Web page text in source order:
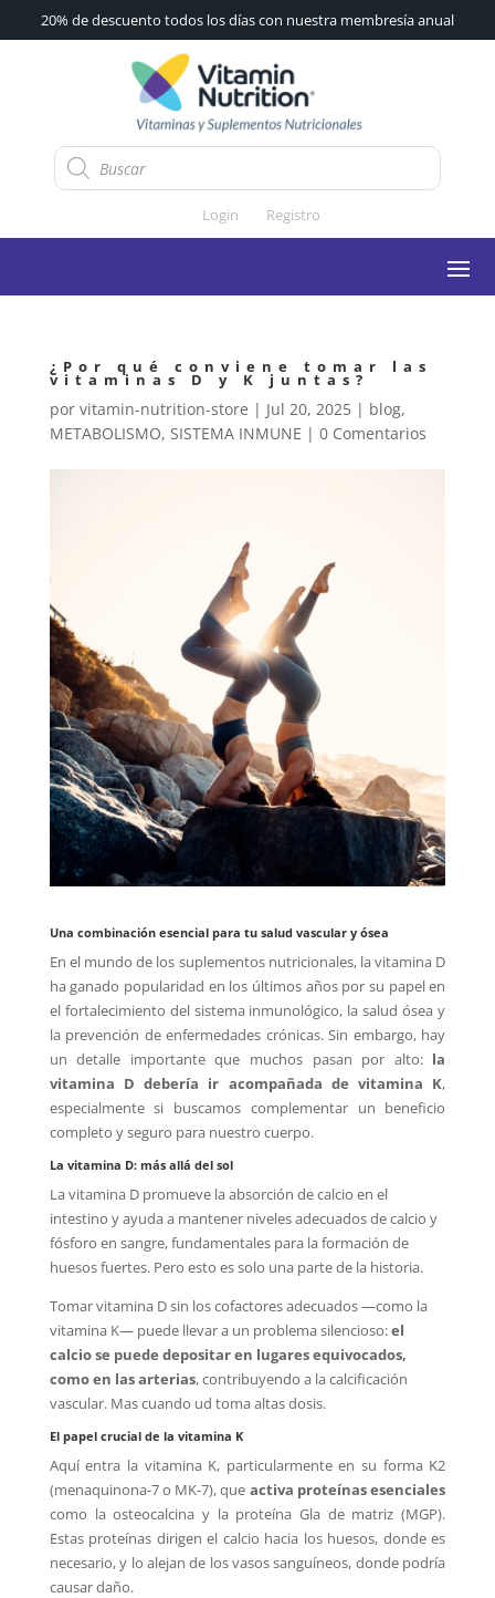
20% de descuento todos los días con nuestra membresía anual
Búsqueda
de
productos
Login
Registro
¿Por qué conviene tomar las
vitaminas D y K juntas?
por vitamin-nutrition-store | Jul 20, 2025| blog,
METABOLISMO, SISTEMA INMUNE | 0 Comentarios
Una combinación esencial para tu salud vascular y ósea
En el mundo de los suplementos nutricionales, la vitamina D
ha ganado popularidad en los últimos años por su papel en
el fortalecimiento del sistema inmunológico, la salud ósea y
la prevención de enfermedades crónicas. Sin embargo, hay
un detalle importante que muchos pasan por alto: la
vitamina D debería ir acompañada de vitamina K,
especialmente si buscamos complementar un beneficio
completo y seguro para nuestro cuerpo.
La vitamina D: más allá del sol
La vitamina D promueve la absorción de calcio en el
intestino y ayuda a mantener niveles adecuados de calcio y
fósforo en sangre, fundamentales para la formación de
huesos fuertes. Pero esto es solo una parte de la historia.
Tomar vitamina D sin los cofactores adecuados —como la
vitamina K— puede llevar a un problema silencioso:el
calcio se puede depositar en lugares equivocados,
como en las arterias, contribuyendo a la calcificación
vascular. Mas cuando ud toma altas dosis.
El papel crucial de la vitamina K
Aquí entra la vitamina K, particularmente en su forma K2
(menaquinona-7 o MK-7), que activa proteínas esenciales
como la osteocalcina y la proteína Gla de matriz (MGP).
Estas proteínas dirigen el calcio hacia los huesos, donde es
necesario, y lo alejan de los vasos sanguíneos, donde podría
causar daño.